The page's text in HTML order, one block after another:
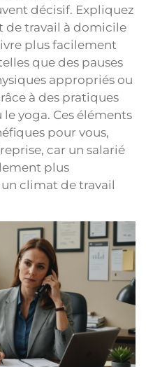
décisif. Expliquez
de travail à domicile
plus facilement
que des pauses
appropriés ou
à des pratiques
yoga. Ces éléments
pour vous,
car un salarié
plus
climat de travail